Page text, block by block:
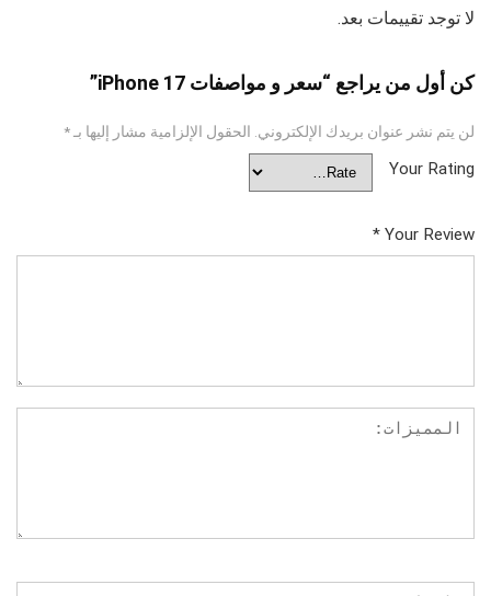
لا توجد تقييمات بعد.
كن أول من يراجع “سعر و مواصفات iPhone 17”
لن يتم نشر عنوان بريدك الإلكتروني. الحقول الإلزامية مشار إليها بـ*
Your Rating
Your Review
*